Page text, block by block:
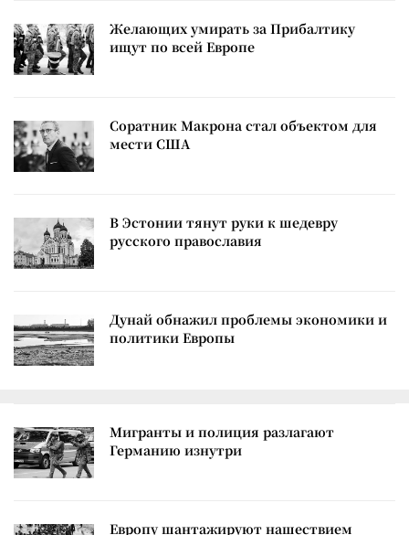
Желающих умирать за Прибалтику
ищут по всей Европе
Соратник Макрона стал объектом для
мести США
В Эстонии тянут руки к шедевру
русского православия
Дунай обнажил проблемы экономики и
политики Европы
Мигранты и полиция разлагают
Германию изнутри
Европу шантажируют нашествием